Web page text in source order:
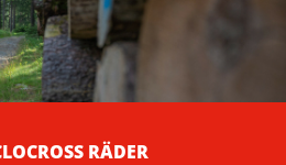
RÄDER